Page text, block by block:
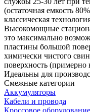
(остаточная емкость
классическая
Высокомощные
это максимально
пластины большой
химически чистого
поверхность
Идеальны для
Смежные категории
Аккумуляторы
Кабели и провода
Кроссовое оборудование